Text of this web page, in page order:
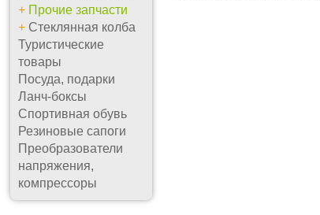
+ Прочие запчасти
+ Стеклянная колба
Туристические
товары
Посуда, подарки
Ланч-боксы
Спортивная обувь
Резиновые сапоги
Преобразователи
напряжения,
компрессоры